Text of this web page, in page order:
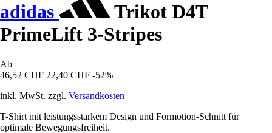
adidas
Trikot D4T
PrimeLift 3-Stripes
Ab
46,52 CHF 22,40 CHF -52%
inkl. MwSt. zzgl. Versandkosten
T-Shirt mit leistungsstarkem Design und Formotion-Schnitt für
optimale Bewegungsfreiheit.